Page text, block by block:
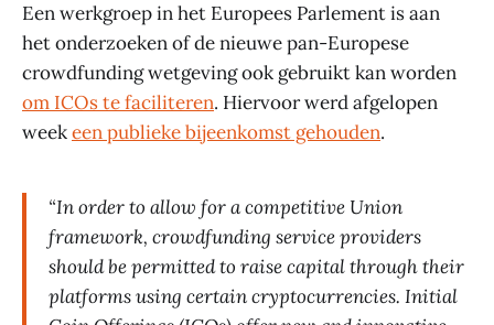
Een werkgroep in het Europees Parlement is aan
het onderzoeken of de nieuwe pan-Europese
crowdfunding wetgeving ook gebruikt kan worden
om ICOs te faciliteren. Hiervoor werd afgelopen
weekeen publieke bijeenkomst gehouden.
“In order to allow for a competitive Union
framework, crowdfunding service providers
should be permitted to raise capital through their
platforms using certain cryptocurrencies. Initial